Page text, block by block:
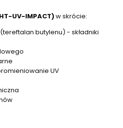
UV-IMPACT)w skrócie:
butylenu) - składniki
UV